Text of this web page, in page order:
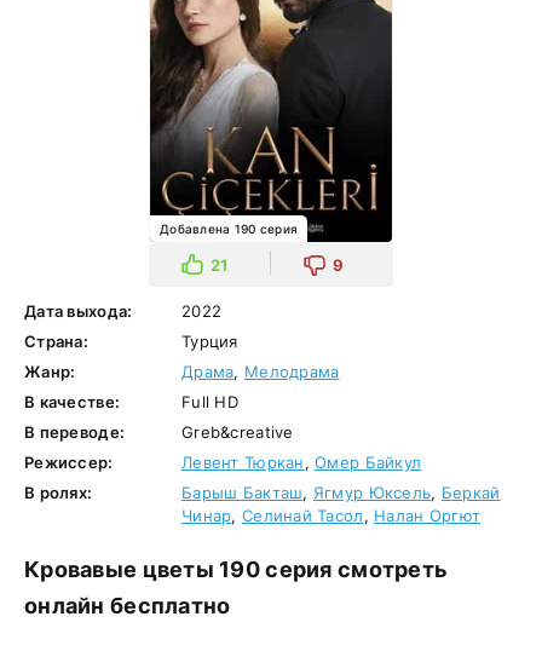
Добавлена 190 серия
21 9
Дата выхода:
2022
Страна:
Турция
Жанр:
Драма, Мелодрама
В качестве:
Full HD
В переводе:
Greb&creative
Режиссер:
Левент Тюркан,Омер Байкул
В ролях:
Барыш Бакташ, Ягмур Юксель, Беркай
Чинар, Селинай Тасол, Налан Оргют
Кровавые цветы 190 серия смотреть
онлайн бесплатно